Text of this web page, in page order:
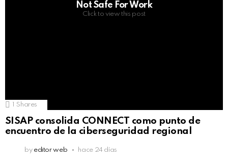
Not Safe For Work
Click to view this post
1 Shares
SISAP consolida CONNECT como punto de
encuentro de la ciberseguridad regional
by editor web hace 24 días